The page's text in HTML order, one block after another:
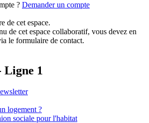
? Demander un compte
de cet espace.
de cet espace collaboratif, vous devez en
le formulaire de contact.
Ligne 1
logement ?
sociale pour l'habitat